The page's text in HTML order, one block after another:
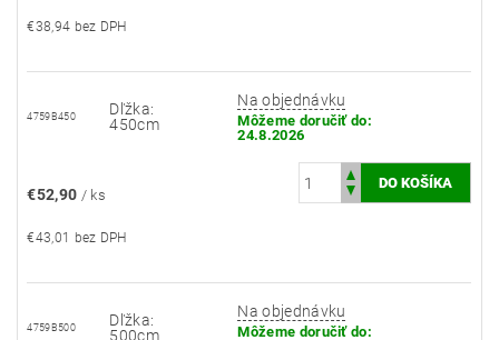
€38,94 bez DPH
4759B450
Dľžka:
450cm
Na objednávku
Môžeme doručiť do:
24.8.2026
€52,90 / ks
€43,01 bez DPH
4759B500
Dľžka:
500cm
Na objednávku
Môžeme doručiť do: